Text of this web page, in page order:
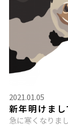
2021.01.05
新年明けま
急に寒くなりま